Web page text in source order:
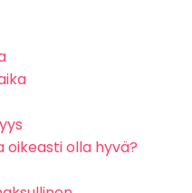
oikeasti olla hyvä?